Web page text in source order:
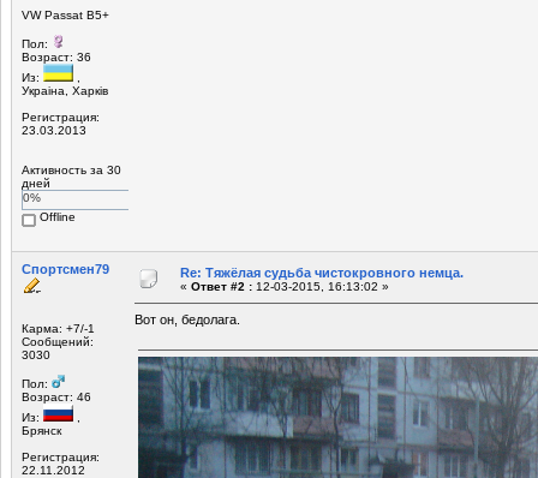
VW Passat B5+
Пол:
Возраст: 36
Из:
Украiна, Харкiв
Регистрация:
23.03.2013
Активность за 30
дней
0%
Offline
Спортсмен79
Карма: +7/-1
Сообщений:
3030
Пол:
Возраст: 46
Из:
Брянск
Регистрация:
22.11.2012
Re: Тяжёлая судьба чистокровного немца.
« Ответ #2 : 12-03-2015, 16:13:02 »
Вот он, бедолага.